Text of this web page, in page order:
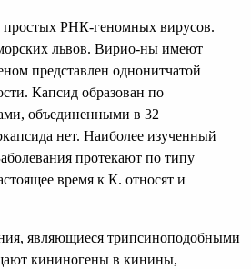
простых РНК-геномных вирусов.
львов. Вирио-ны имеют
представлен однонитчатой
Капсид образован по
объединенными в 32
нет. Наиболее изученный
протекают по типу
время к К. относят и
являющиеся трипсиноподобными
кининогены в кинины,